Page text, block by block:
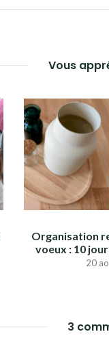
Vous
Organisation
voeux : 10
20
3